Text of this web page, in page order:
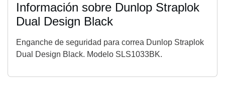
Información sobre Dunlop Straplok
Dual Design Black
Enganche de seguridad para correa Dunlop Straplok
Dual Design Black. Modelo SLS1033BK.